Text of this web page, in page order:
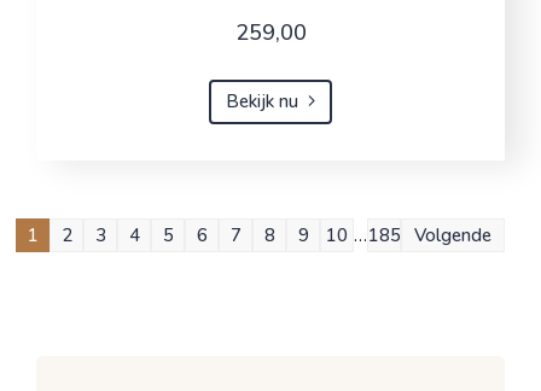
259,00
Bekijk nu
1 2 3 4 5 6 7 8 9 10 …185 Volgende